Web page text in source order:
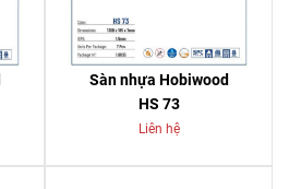
Sàn nhựa Hobiwood
HS 73
Liên hệ